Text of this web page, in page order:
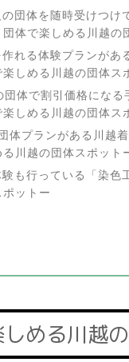
団体を随時受けつけ
体で楽しめる川越の
れる体験プランがあ
しめる川越の団体ス
体で割引価格にな
しめる川越の団体ス
体プランがある川越
る川越の団体スポット
も行っている「染色
ポットー
める川越